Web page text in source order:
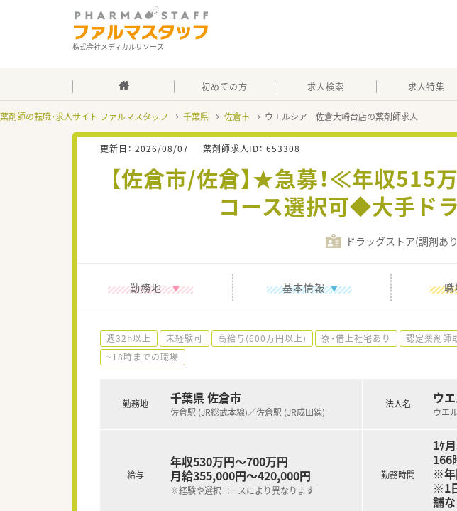
株式会社メディカルリソース
初めての方 求人検索 求人特集
薬剤師の転職・求人サイト ファルマスタッフ 千葉県 佐倉市 ウエルシア 佐倉大崎台店の薬剤師求人
更新日： 2026/08/07 薬剤師求人ID： 653308
【佐倉市/佐倉】★急募！≪年収
コース選択可◆大手ド
ドラッグストア(調剤あ
勤務地 基本情報
週32h以上 未経験可 高給与(600万円以上) 寮・借上社宅あり 認定薬剤師
~18時までの職場
勤務地 千葉県 佐倉市
佐倉駅 (JR総武本線)／佐倉駅 (JR成田線)
給与
年収530万円～700万円
月給355,000円～420,000円
※経験や選択コースにより異なります
法人名 ウ
ウエ
勤務時間
1ｹ
166
※年
※1
舗な